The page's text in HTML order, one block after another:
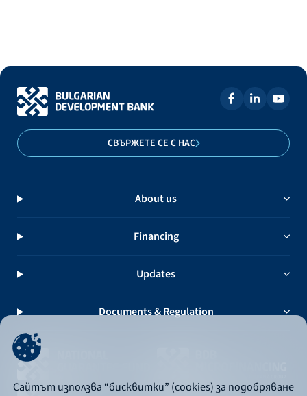
СВЪРЖЕТЕ СЕ С НАС
About us
Financing
Updates
Documents & Regulation
Сайтът използва “бисквитки” (cookies) за подобряване